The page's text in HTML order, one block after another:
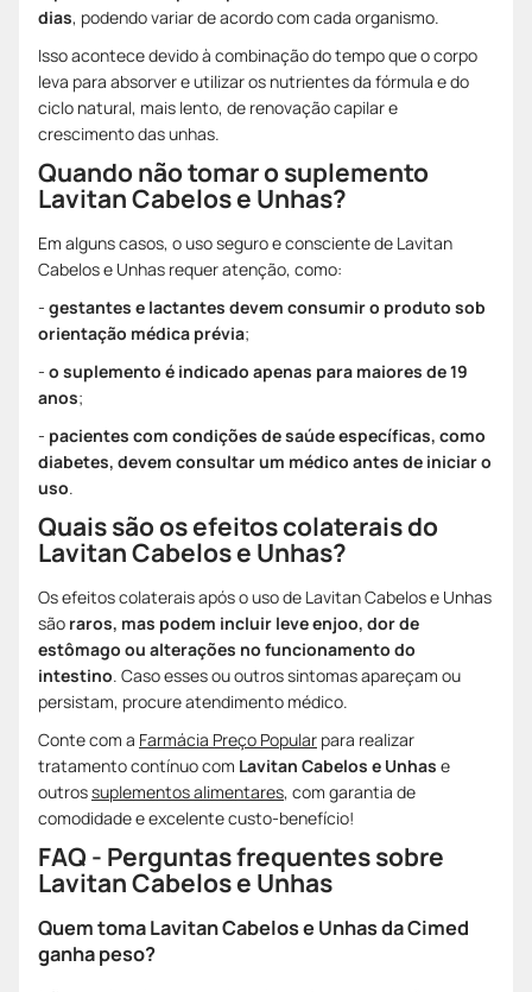
dias, podendo variar de acordo com cada organismo.
Isso acontece devido à combinação do tempo que o corpo
leva para absorver e utilizar os nutrientes da fórmula e do
ciclo natural, mais lento, de renovação capilar e
crescimento das unhas.
Quando não tomar o suplemento
Lavitan Cabelos e Unhas?
Em alguns casos, o uso seguro e consciente de Lavitan
Cabelos e Unhas requer atenção, como:
- gestantes e lactantes devem consumir o produto sob
orientação médica prévia;
- o suplemento é indicado apenas para maiores de 19
anos;
- pacientes com condições de saúde específicas, como
diabetes, devem consultar um médico antes de iniciar o
uso.
Quais são os efeitos colaterais do
Lavitan Cabelos e Unhas?
Os efeitos colaterais após o uso de Lavitan Cabelos e Unhas
são raros, mas podem incluir leve enjoo, dor de
estômago ou alterações no funcionamento do
intestino. Caso esses ou outros sintomas apareçam ou
persistam, procure atendimento médico.
Conte com a Farmácia Preço Popular para realizar
tratamento contínuo com Lavitan Cabelos e Unhas e
outrossuplementos alimentares, com garantia de
comodidade e excelente custo-benefício!
FAQ - Perguntas frequentes sobre
Lavitan Cabelos e Unhas
Quem toma Lavitan Cabelos e Unhas da Cimed
ganha peso?